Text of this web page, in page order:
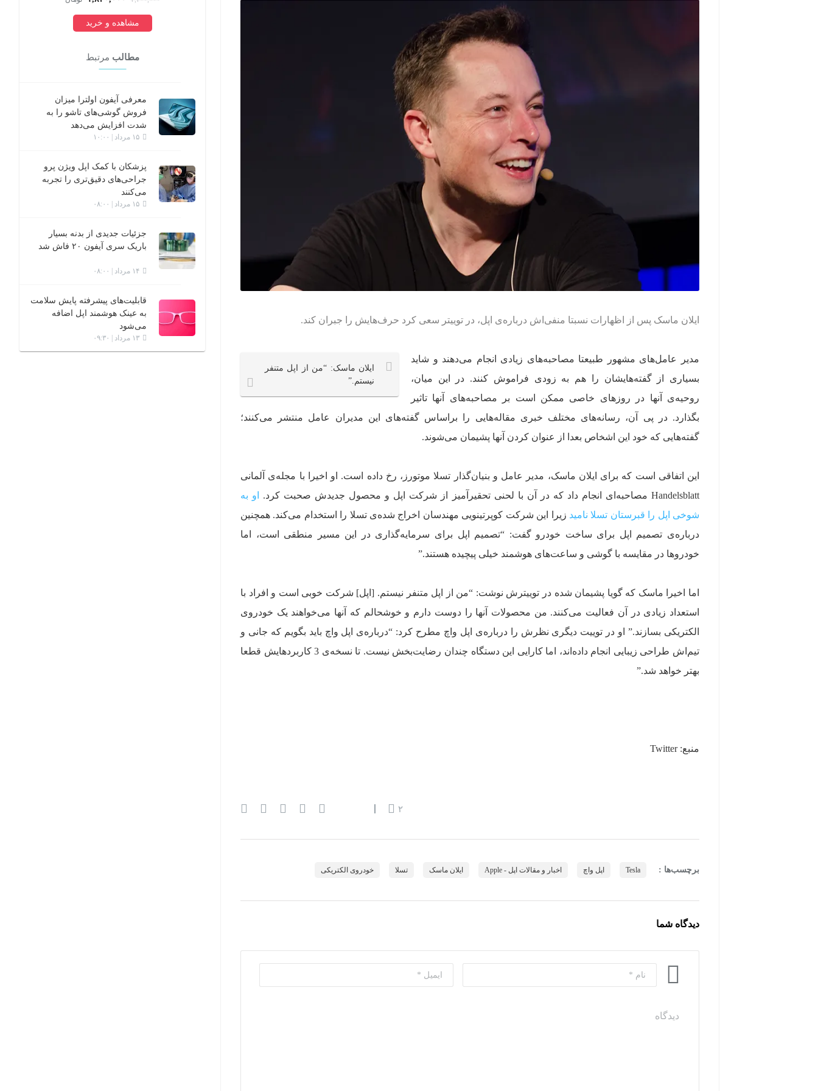
ایلان ماسک پس از اظهارات نسبتا منفی‌اش درباره‌ی اپل، در توییتر سعی کرد حرف‌هایش را جبران کند.
ایلان ماسک: “من از اپل متنفر
نیستم.”
مدیر عامل‌های مشهور طبیعتا مصاحبه‌های زیادی انجام می‌دهند و شاید
بسیاری از گفته‌هایشان را هم به‌ زودی فراموش کنند. در این میان،
روحیه‌ی آنها در روزهای خاصی ممکن است بر مصاحبه‌های آنها تاثیر
بگذارد. در پی آن، رسانه‌های مختلف خبری مقاله‌هایی را براساس گفته‌های این مدیران عامل منتشر می‌کنند؛
گفته‌هایی که خود این اشخاص بعدا از عنوان کردن آنها پشیمان می‌شوند.
این اتفاقی است که برای ایلان ماسک، مدیر عامل و بنیان‌گذار تسلا موتورز، رخ داده است. او اخیرا با مجله‌ی آلمانی
Handelsblatt مصاحبه‌ای انجام داد که در آن با لحنی تحقیرآمیز از شرکت اپل و محصول جدیدش صحبت کرد.
او به
شوخی اپل را قبرستان تسلا نامید زیرا این شرکت کوپرتینویی مهندسان اخراج شده‌ی تسلا را استخدام می‌کند. همچنین
درباره‌ی تصمیم اپل برای ساخت خودرو گفت: “تصمیم اپل برای سرمایه‌گذاری در این مسیر منطقی است، اما
خودروها در مقایسه با گوشی و ساعت‌های هوشمند خیلی پیچیده هستند.”
اما اخیرا ماسک که گویا پشیمان شده در توییترش نوشت: “من از اپل متنفر نیستم. [اپل] شرکت خوبی است و افراد با
استعداد زیادی در آن فعالیت می‌کنند. من محصولات آنها را دوست دارم و خوشحالم که آنها می‌خواهند یک خودروی
الکتریکی بسازند.” او در توییت دیگری نظرش را درباره‌ی اپل واچ مطرح کرد: “درباره‌ی اپل واچ باید بگویم که جانی و
تیم‌اش طراحی زیبایی انجام داده‌اند، اما کارایی این دستگاه چندان رضایت‌بخش نیست. تا نسخه‌ی 3 کاربردهایش قطعا
بهتر خواهد شد.”
منبع: Twitter
۲
برچسب‌ها : Tesla اپل واچ اخبار و مقالات اپل - Apple ایلان ماسک تسلا خودروی الکتریکی
دیدگاه شما
مشاهده و خرید مشاهده و خرید
مطالب مرتبط
معرفی آیفون اولترا میزان
فروش گوشی‌های تاشو را به
شدت افزایش می‌دهد
۱۵ مرداد | ۱۰:۰۰
پزشکان با کمک اپل ویژن پرو
جراحی‌های دقیق‌تری را تجربه
می‌کنند
۱۵ مرداد | ۰۸:۰۰
جزئیات جدیدی از بدنه بسیار
باریک سری آیفون ۲۰ فاش شد
۱۴ مرداد | ۰۸:۰۰
قابلیت‌های پیشرفته پایش سلامت
به عینک هوشمند اپل اضافه
می‌شود
۱۳ مرداد | ۰۹:۳۰